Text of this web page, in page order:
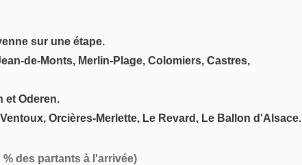
sur une étape.
de-Monts, Merlin-Plage, Colomiers, Castres,
et Oderen.
Orcières-Merlette, Le Revard, Le Ballon d'Alsace.
des partants à l'arrivée)